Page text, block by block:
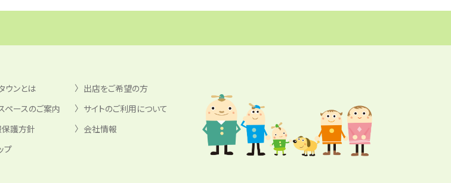
ウンとは
出店をご希望の方
ペースのご案内
サイトのご利用について
護方針
会社情報
プ